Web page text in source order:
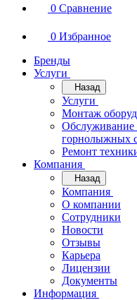
0 Сравнение
0 Избранное
Бренды
Услуги
Назад
Услуги
Монтаж
Обслуживание
горнолыжных
Ремонт
Компания
Назад
Компания
О компании
Сотрудники
Новости
Отзывы
Карьера
Лицензии
Документы
Информация